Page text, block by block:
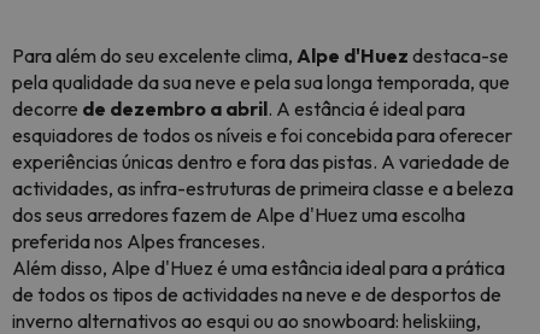
Para além do seu excelente clima, Alpe d'Huez destaca-se
pela qualidade da sua neve e pela sua longa temporada, que
decorre de dezembro a abril. A estância é ideal para
esquiadores de todos os níveis e foi concebida para oferecer
experiências únicas dentro e fora das pistas. A variedade de
actividades, as infra-estruturas de primeira classe e a beleza
dos seus arredores fazem de Alpe d'Huez uma escolha
preferida nos Alpes franceses.
Além disso, Alpe d'Huez é uma estância ideal para a prática
de todos os tipos de actividades na neve e de desportos de
inverno alternativos ao esqui ou ao snowboard: heliskiing,